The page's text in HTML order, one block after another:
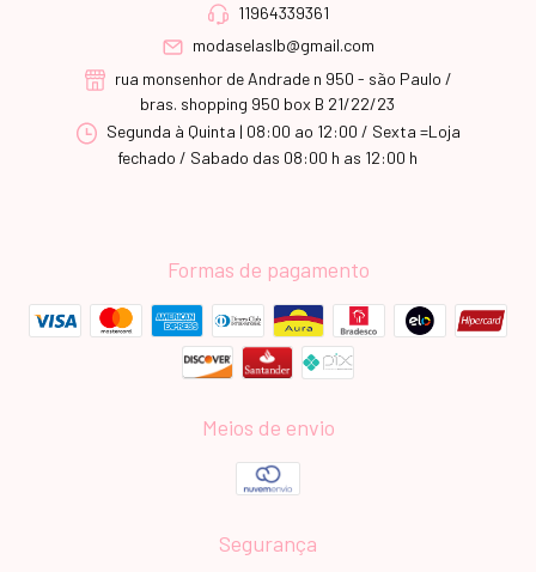
11964339361
modaselaslb@gmail.com
rua monsenhor de Andrade n 950 - são Paulo /
bras. shopping 950 box B 21/22/23
Segunda à Quinta | 08:00 ao 12:00 / Sexta =Loja
fechado / Sabado das 08:00 h as 12:00 h
Formas de pagamento
Meios de envio
Segurança